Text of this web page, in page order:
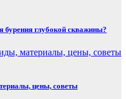
бурения глубокой скважины?
цены, советы